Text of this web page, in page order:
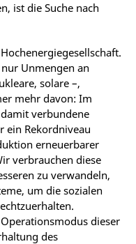
ist die Suche nach
Unmengen an
solare –,
mehr davon: Im
verbundene
ein Rekordniveau
erneuerbarer
verbrauchen diese
zu verwandeln,
um die sozialen
dieser
des